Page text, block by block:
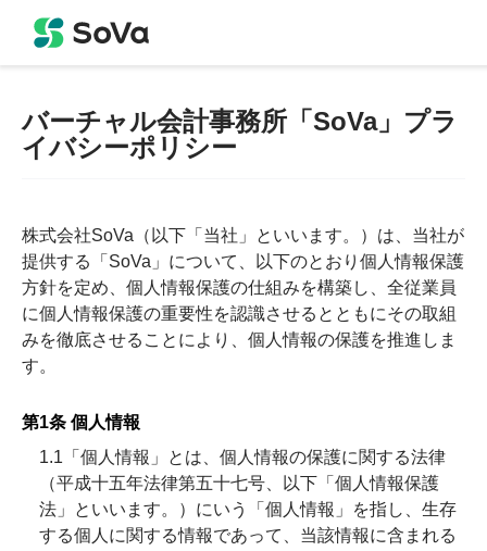
バーチャル会計事務所「SoVa」プラ
イバシーポリシー
株式会社SoVa（以下「当社」といいます。）は、当社が
提供する「SoVa」について、以下のとおり個人情報保護
方針を定め、個人情報保護の仕組みを構築し、全従業員
に個人情報保護の重要性を認識させるとともにその取組
みを徹底させることにより、個人情報の保護を推進しま
す。
第1条 個人情報
1.1「個人情報」とは、個人情報の保護に関する法律
（平成十五年法律第五十七号、以下「個人情報保護
法」といいます。）にいう「個人情報」を指し、生存
する個人に関する情報であって、当該情報に含まれる